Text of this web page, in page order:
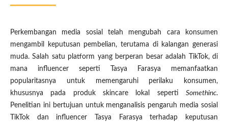
Perkembangan media sosial telah mengubah cara konsumen
mengambil keputusan pembelian, terutama di kalangan generasi
muda. Salah satu platform yang berperan besar adalah TikTok, di
mana influencer seperti Tasya Farasya memanfaatkan
popularitasnya untuk memengaruhi perilaku konsumen,
khususnya pada produk skincare lokal sepertiSomethinc.
Penelitian ini bertujuan untuk menganalisis pengaruh media sosial
TikTok dan influencer Tasya Farasya terhadap keputusan